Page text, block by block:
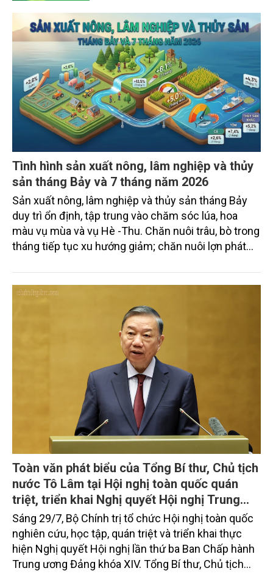
Gốm Ngọc Phù Lãng: Phát huy giá trị làng
nghề bằng khoa học công nghệ và chuyển
đổi số
Bảo tồn giá trị truyền thống gắn với ứng dụng khoa
học công nghệ và chuyển đổi số đang trở thành
hướng đi quan trọng để các làng nghề nâng cao
sức cạnh tranh, mở rộng thị trường và phát triển
bền vững. Tại làng gốm Phù Lãng, xã Phù Lãng, tỉnh
Bắc Ninh, nhiều nghệ nhân và cơ sở sản xuất đã
chủ động đổi mới tư duy, đầu tư công nghệ, xây
dựng thương hiệu trên nền tảng giá trị truyền thống.
TIN TỨC
Tình hình sản xuất nông, lâm nghiệp và thủy
sản tháng Bảy và 7 tháng năm 2026
Sản xuất nông, lâm nghiệp và thủy sản tháng Bảy
duy trì ổn định, tập trung vào chăm sóc lúa, hoa
màu vụ mùa và vụ Hè -Thu. Chăn nuôi trâu, bò trong
tháng tiếp tục xu hướng giảm; chăn nuôi lợn phát
triển ổn định; chăn nuôi gia cầm duy trì đà tăng
trưởng khá. Diện tích rừng trồng mới và sản lượng
thủy sản đều tăng nhẹ.